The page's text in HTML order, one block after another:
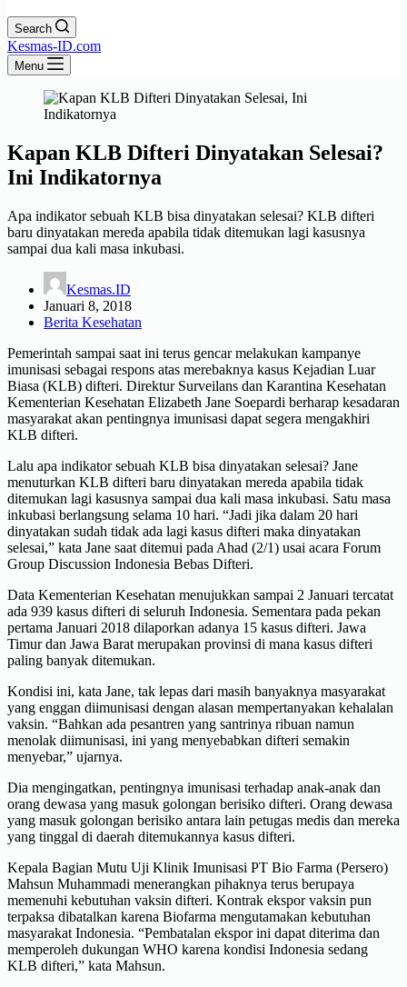
Search
Kesmas-ID.com
Menu
Kapan KLB Difteri Dinyatakan Selesai?
Ini Indikatornya
Apa indikator sebuah KLB bisa dinyatakan selesai? KLB difteri
baru dinyatakan mereda apabila tidak ditemukan lagi kasusnya
sampai dua kali masa inkubasi.
Kesmas.ID
Januari 8, 2018
Berita Kesehatan
Pemerintah sampai saat ini terus gencar melakukan kampanye
imunisasi sebagai respons atas merebaknya kasus Kejadian Luar
Biasa (KLB) difteri. Direktur Surveilans dan Karantina Kesehatan
Kementerian Kesehatan Elizabeth Jane Soepardi berharap kesadaran
masyarakat akan pentingnya imunisasi dapat segera mengakhiri
KLB difteri.
Lalu apa indikator sebuah KLB bisa dinyatakan selesai? Jane
menuturkan KLB difteri baru dinyatakan mereda apabila tidak
ditemukan lagi kasusnya sampai dua kali masa inkubasi. Satu masa
inkubasi berlangsung selama 10 hari. “Jadi jika dalam 20 hari
dinyatakan sudah tidak ada lagi kasus difteri maka dinyatakan
selesai,” kata Jane saat ditemui pada Ahad (2/1) usai acara Forum
Group Discussion Indonesia Bebas Difteri.
Data Kementerian Kesehatan menujukkan sampai 2 Januari tercatat
ada 939 kasus difteri di seluruh Indonesia. Sementara pada pekan
pertama Januari 2018 dilaporkan adanya 15 kasus difteri. Jawa
Timur dan Jawa Barat merupakan provinsi di mana kasus difteri
paling banyak ditemukan.
Kondisi ini, kata Jane, tak lepas dari masih banyaknya masyarakat
yang enggan diimunisasi dengan alasan mempertanyakan kehalalan
vaksin. “Bahkan ada pesantren yang santrinya ribuan namun
menolak diimunisasi, ini yang menyebabkan difteri semakin
menyebar,” ujarnya.
Dia mengingatkan, pentingnya imunisasi terhadap anak-anak dan
orang dewasa yang masuk golongan berisiko difteri. Orang dewasa
yang masuk golongan berisiko antara lain petugas medis dan mereka
yang tinggal di daerah ditemukannya kasus difteri.
Kepala Bagian Mutu Uji Klinik Imunisasi PT Bio Farma (Persero)
Mahsun Muhammadi menerangkan pihaknya terus berupaya
memenuhi kebutuhan vaksin difteri. Kontrak ekspor vaksin pun
terpaksa dibatalkan karena Biofarma mengutamakan kebutuhan
masyarakat Indonesia. “Pembatalan ekspor ini dapat diterima dan
memperoleh dukungan WHO karena kondisi Indonesia sedang
KLB difteri,” kata Mahsun.